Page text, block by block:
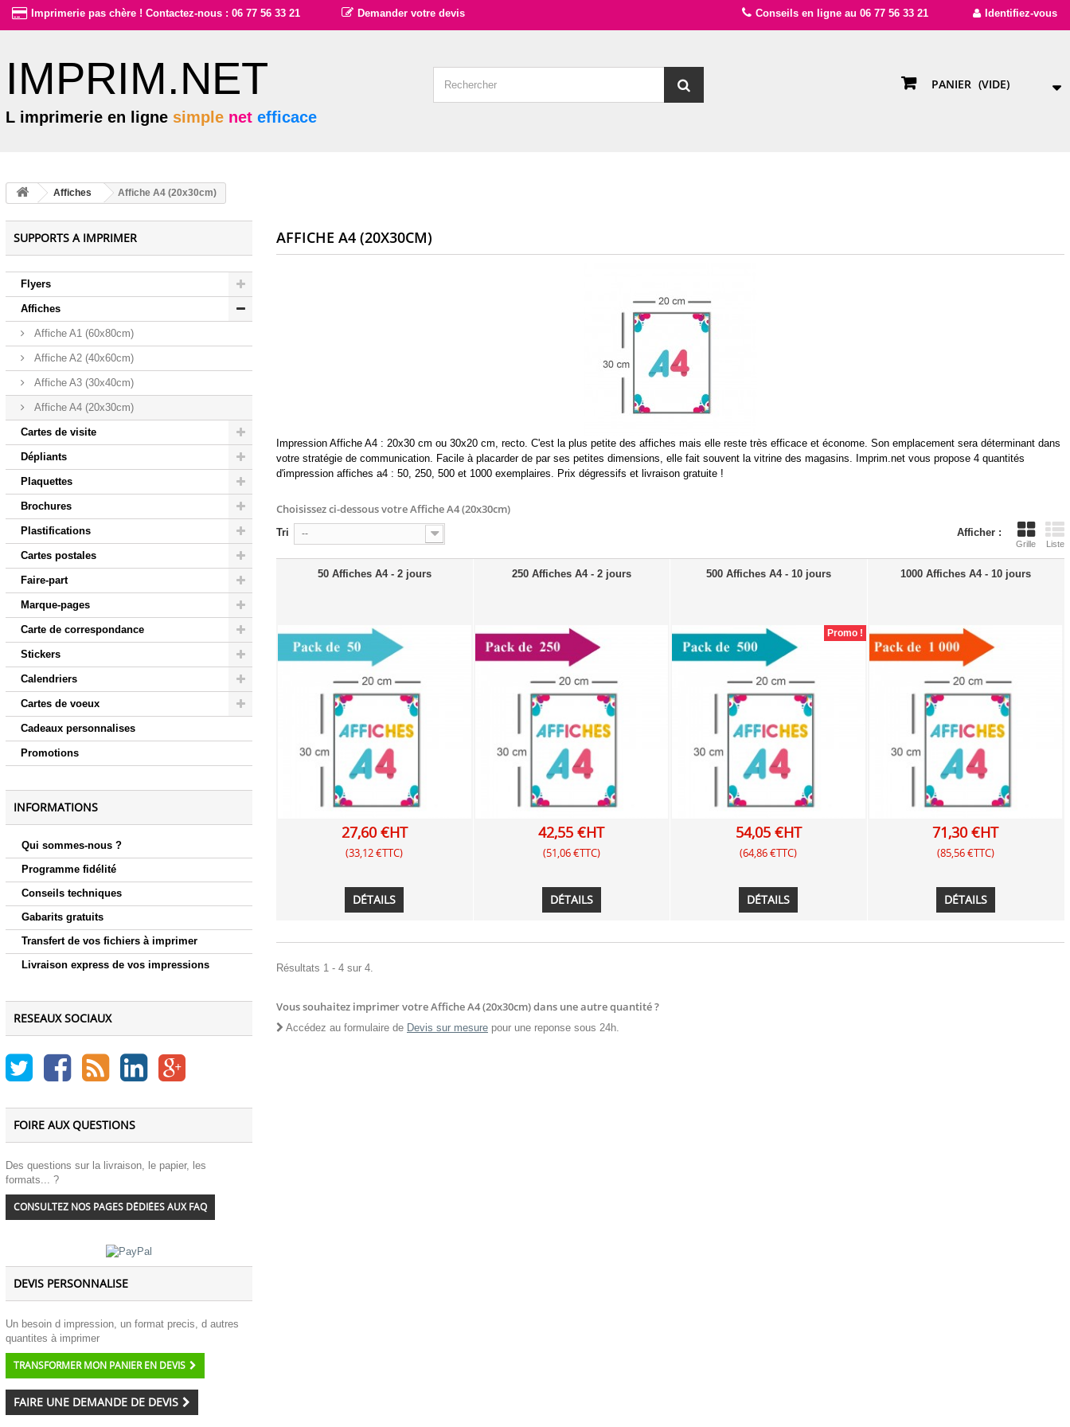
Conseils en ligne au 06 77 56 33 21 Identifiez-vous
Imprimerie pas chère ! Contactez-nous : 06 77 56 33 21 Demander votre devis
IMPRIM.NET
L imprimerie en ligne simple net efficace
PANIER (VIDE)
Affiches Affiche A4 (20x30cm)
SUPPORTS A IMPRIMER
Flyers
Affiches
Affiche A1 (60x80cm)
Affiche A2 (40x60cm)
Affiche A3 (30x40cm)
Affiche A4 (20x30cm)
Cartes de visite
Dépliants
Plaquettes
Brochures
Plastifications
Cartes postales
Faire-part
Marque-pages
Carte de correspondance
Stickers
Calendriers
Cartes de voeux
Cadeaux personnalises
Promotions
INFORMATIONS
Qui sommes-nous ?
Programme fidélité
Conseils techniques
Gabarits gratuits
Transfert de vos fichiers à imprimer
Livraison express de vos impressions
RESEAUX SOCIAUX
FOIRE AUX QUESTIONS
Des questions sur la livraison, le papier, les
formats... ?
CONSULTEZ NOS PAGES DÉDIÉES AUX FAQ
DEVIS PERSONNALISE
Un besoin d impression, un format precis, d autres
quantites à imprimer
TRANSFORMER MON PANIER EN DEVIS
FAIRE UNE DEMANDE DE DEVIS
AFFICHE A4 (20X30CM)
Impression Affiche A4 : 20x30 cm ou 30x20 cm, recto. C'est la plus petite des affiches mais elle reste très efficace et économe. Son emplacement sera déterminant dans
votre stratégie de communication. Facile à placarder de par ses petites dimensions, elle fait souvent la vitrine des magasins. Imprim.net vous propose 4 quantités
d'impression affiches a4 : 50, 250, 500 et 1000 exemplaires. Prix dégressifs et livraison gratuite !
Choisissez ci-dessous votreAffiche A4 (20x30cm)
Afficher :
Grille Liste
Tri --
50 Affiches A4 - 2 jours
27,60 €HT
(33,12 €TTC)
DÉTAILS
250 Affiches A4 - 2 jours
42,55 €HT
(51,06 €TTC)
DÉTAILS
500 Affiches A4 - 10 jours
Promo !
54,05 €HT
(64,86 €TTC)
DÉTAILS
1000 Affiches A4 - 10 jours
71,30 €HT
(85,56 €TTC)
DÉTAILS
Résultats 1 - 4 sur 4.
Vous souhaitez imprimer votre Affiche A4 (20x30cm) dans une autre quantité ?
Accédez au formulaire de Devis sur mesure pour une reponse sous 24h.